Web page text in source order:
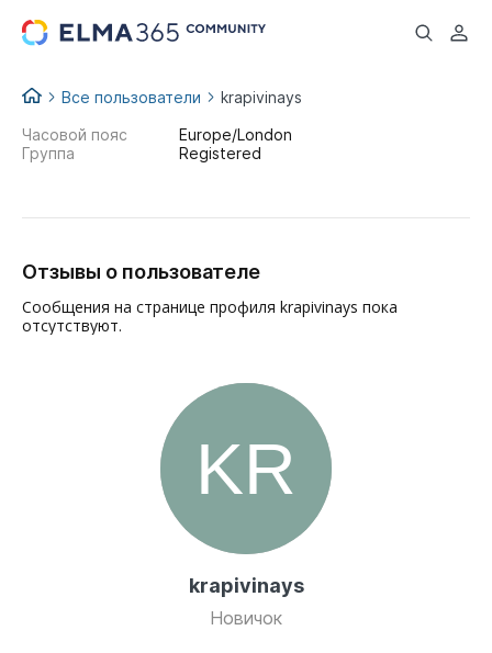
...
Все пользователи krapivinays
krapivinays
Новичок
Часовой пояс
Europe/London
Группа
Registered
Отзывы о пользователе
Сообщения на странице профиля krapivinays пока
отсутствуют.